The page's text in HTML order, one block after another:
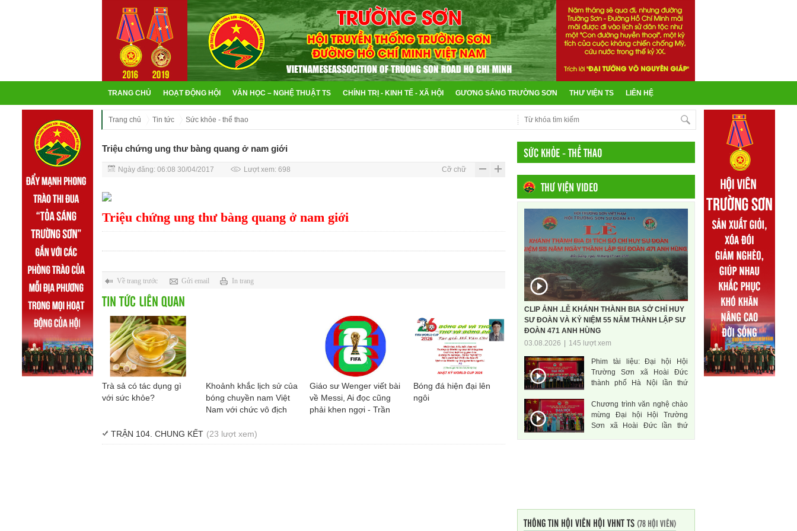
TRANG CHỦ HOẠT ĐỘNG HỘI VĂN HỌC – NGHỆ THUẬT TS CHÍNH TRỊ - KINH TẾ - XÃ HỘI GƯƠNG SÁNG TRƯỜNG SƠN THƯ VIỆN TS LIÊN HỆ
Trang chủ Tin tức Sức khỏe - thể thao
Triệu chứng ung thư bàng quang ở nam giới
Ngày đăng: 06:08 30/04/2017 Lượt xem: 698 Cỡ chữ
Triệu chứng ung thư bàng quang ở nam giới
Về trang trước Gửi email In trang
TIN TỨC LIÊN QUAN
Trà sả có tác dụng gì
với sức khỏe?
Khoảnh khắc lịch sử của
bóng chuyền nam Việt
Nam với chức vô địch
Giáo sư Wenger viết bài
về Messi, Ai đọc cũng
phải khen ngợi - Trần
Bóng đá hiện đại lên
ngôi
TRẬN 104. CHUNG KẾT (23 lượt xem)
SỨC KHỎE - THỂ THAO
THƯ VIỆN VIDEO
CLIP ẢNH .LỄ KHÁNH THÀNH BIA SỞ CHỈ HUY
SƯ ĐOÀN VÀ KỶ NIỆM 55 NĂM THÀNH LẬP SƯ
ĐOÀN 471 ANH HÙNG
03.08.2026
145 lượt xem
Phim tài liệu: Đại hội Hội
Trường Sơn xã Hoài Đức
thành phố Hà Nội lần thứ
Chương trình văn nghệ chào
mừng Đại hội Hội Trường
Sơn xã Hoài Đức lần thứ
THÔNG TIN HỘI VIÊN HỘI VHNT TS(78 HỘI VIÊN)